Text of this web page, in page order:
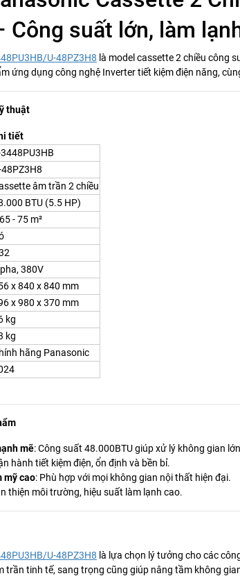
Công suất lớn, làm
U-48PZ3H8 là model cassette 2 chiều công
ứng dụng công nghệ Inverter tiết kiệm điện năng,
thuật
tiết
48PZ3H8
âm trần 2 chiều
BTU (5.5 HP)
- 75 m²
380V
x 840 x 840 mm
x 980 x 370 mm
kg
kg
hãng Panasonic
mẽ: Công suất 48.000BTU giúp xử lý không gian
hành tiết kiệm điện, ổn định và bền bỉ.
mỹ cao: Phù hợp với mọi không gian nội thất hiện đại.
thiện môi trường, hiệu suất làm lạnh cao.
U-48PZ3H8 là lựa chọn lý tưởng cho các
trần tinh tế, sang trọng cũng giúp nâng tầm không